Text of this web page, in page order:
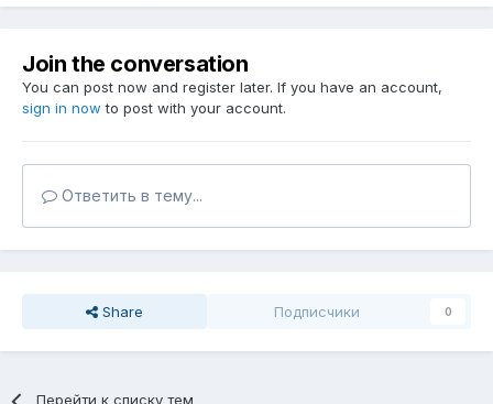
Join the conversation
You can post now and register later. If you have an account,
sign in now to post with your account.
Ответить в тему...
Share Подписчики 0
Перейти к списку тем